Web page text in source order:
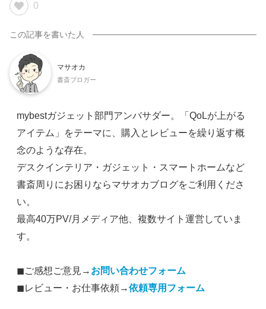
0
マサオカ
書斎ブロガー
mybestガジェット部門アンバサダー。「QoLが上がる
アイテム」をテーマに、購入とレビューを繰り返す概
念のような存在。
デスクインテリア・ガジェット・スマートホームなど
書斎周りにお困りならマサオカブログをご利用くださ
い。
最高40万PV/月メディア他、複数サイト運営していま
す。
◼︎ご感想ご意見→ お問い合わせフォーム
◼︎レビュー・お仕事依頼→依頼専用フォーム